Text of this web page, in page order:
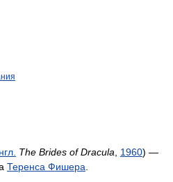
The Brides of Dracula 1960) —
Теренса Фишера